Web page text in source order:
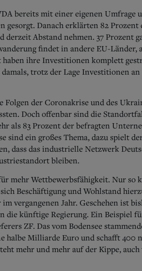
bereits mit einer eigenen Umfrage
gesorgt. Danach erklärten 82
Abstand nehmen. 37 Prozent
findet in andere EU-Länder,
ihre Investitionen komplett
trotz der Lage Investitionen an
Folgen der Coronakrise und des
Doch offenbar sind die
als 83 Prozent der befragten
sind ein großes Thema, dazu spielt
dass das industrielle Netzwerk
bleiben.
mehr Wettbewerbsfähigkeit. Nur so
Beschäftigung und Wohlstand
vergangenen Jahr. Geschehen ist
die künftige Regierung. Ein Beispiel
ZF. Das vom Bodensee
halbe Milliarde Euro und schafft 400
mehr und mehr auf der Kippe,